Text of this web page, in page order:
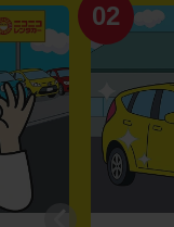
02